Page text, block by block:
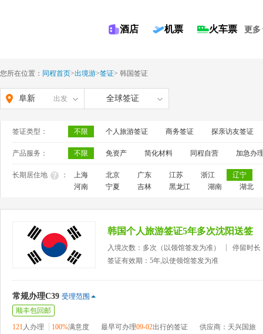
酒店 机票 火车票 更多
您所在位置： 同程首页>出境游>签证> 韩国签证
阜新 出发 全球签证
签证类型： 不限 个人旅游签证 商务签证 探亲访友签证
产品服务： 不限 免资产 简化材料 同程自营 加急办
长期居住地 ： 上海 北京 广东 江苏 浙江
辽宁
河南
宁夏 吉林 黑龙江 湖南 湖北
韩国个人旅游签证5年多次沈阳送签
入境次数：多次（以领馆签发为准）
停留时长
签证有效期：5年,以使领馆签发为准
常规办理C39 受理范围
顺丰包回邮
121人办理 100%满意度 最早可办理09-02出行的签证 供应商：天兴国旅